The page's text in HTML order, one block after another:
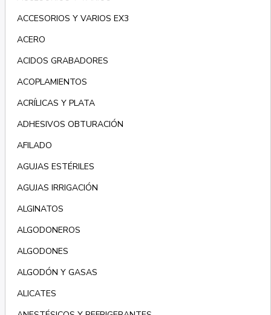
ACCESORIOS Y VARIOS EX3
ACERO
ACIDOS GRABADORES
ACOPLAMIENTOS
ACRÍLICAS Y PLATA
ADHESIVOS OBTURACIÓN
AFILADO
AGUJAS ESTÉRILES
AGUJAS IRRIGACIÓN
ALGINATOS
ALGODONEROS
ALGODONES
ALGODÓN Y GASAS
ALICATES